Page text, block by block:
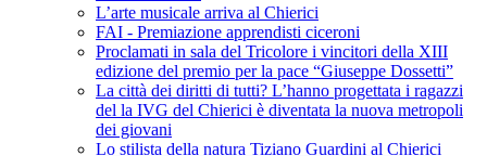
L’arte musicale arriva al Chierici
FAI - Premiazione apprendisti ciceroni
Proclamati in sala del Tricolore i vincitori della XIII
edizione del premio per la pace “Giuseppe Dossetti”
La città dei diritti di tutti? L’hanno progettata i ragazzi
del la IVG del Chierici è diventata la nuova metropoli
dei giovani
Lo stilista della natura Tiziano Guardini al Chierici